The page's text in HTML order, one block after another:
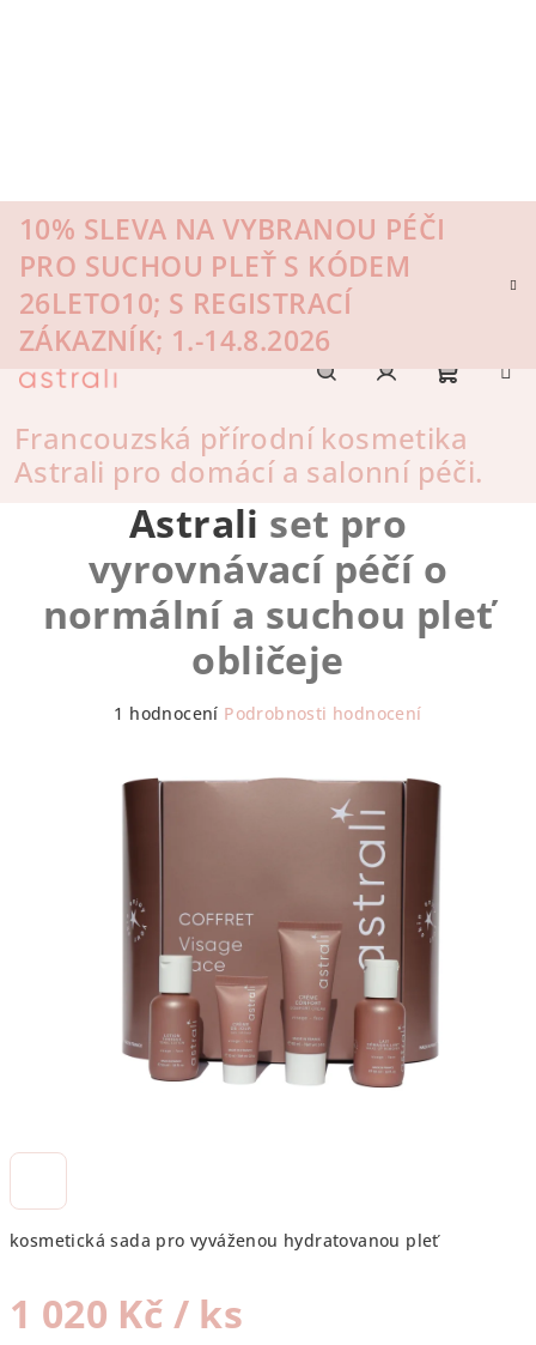
10% SLEVA NA VYBRANOU PÉČI
PRO SUCHOU PLEŤ S KÓDEM
26LETO10; S REGISTRACÍ
ZÁKAZNÍK; 1.-14.8.2026
košík
Francouzská přírodní kosmetika
Astrali pro domácí a salonní péči.
kosmetická sada pro vyváženou hydratovanou pleť
1 020 Kč / ks
Coffret Balancing Care
Astrali set pro
vyrovnávací péčí o
normální a suchou pleť
obličeje
Průměrné
je
5,0
1 hodnocení Podrobnosti hodnocení